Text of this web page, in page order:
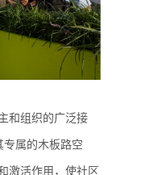
和组织的广泛接
专属的木板路空
激活作用，使社区